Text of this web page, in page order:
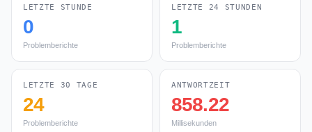
LETZTE STUNDE
0
Problemberichte
LETZTE 24 STUNDEN
1
Problemberichte
LETZTE 30 TAGE
24
Problemberichte
ANTWORTZEIT
858.22
Millisekunden